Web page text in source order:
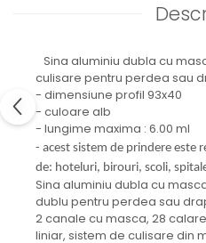
Sina aluminiu dubla cu
culisare pentru perdea sau
- dimensiune profil 93x40
- culoare alb
- lungime maxima : 6.00 ml
- acest sistem de prindere este
de: hoteluri, birouri, scoli,
Sina aluminiu dubla cu
dublu pentru perdea sau
2 canale cu masca, 28
liniar, sistem de culisare din